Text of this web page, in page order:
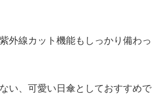
外線カット機能もしっかり備わっ
い、可愛い日傘としておすすめで